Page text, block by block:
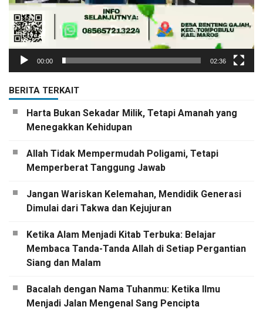
00:00 02:36
BERITA TERKAIT
Harta Bukan Sekadar Milik, Tetapi Amanah yang
Menegakkan Kehidupan
Allah Tidak Mempermudah Poligami, Tetapi
Memperberat Tanggung Jawab
Jangan Wariskan Kelemahan, Mendidik Generasi
Dimulai dari Takwa dan Kejujuran
Ketika Alam Menjadi Kitab Terbuka: Belajar
Membaca Tanda-Tanda Allah di Setiap Pergantian
Siang dan Malam
Bacalah dengan Nama Tuhanmu: Ketika Ilmu
Menjadi Jalan Mengenal Sang Pencipta